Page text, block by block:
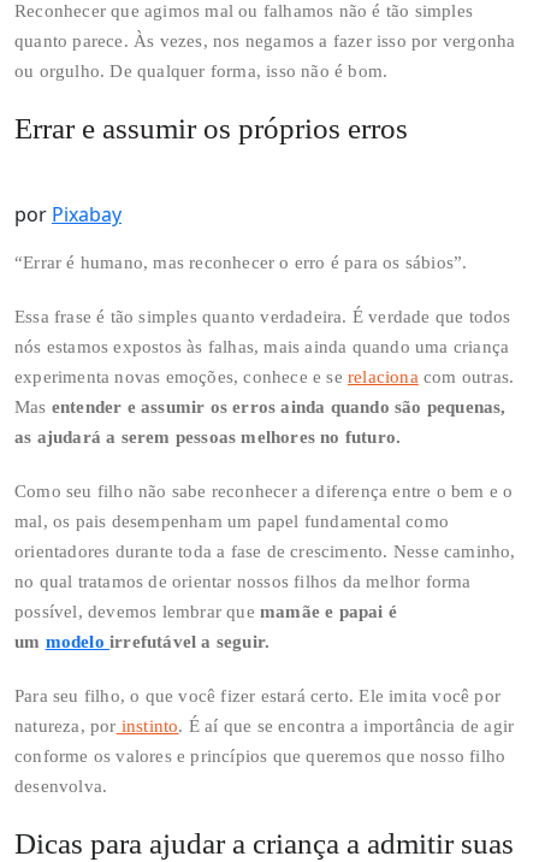
Reconhecer que agimos mal ou falhamos não é tão simples
quanto parece. Às vezes, nos negamos a fazer isso por vergonha
ou orgulho. De qualquer forma, isso não é bom.
Errar e assumir os próprios erros
por Pixabay
“Errar é humano, mas reconhecer o erro é para os sábios”.
Essa frase é tão simples quanto verdadeira. É verdade que todos
nós estamos expostos às falhas, mais ainda quando uma criança
experimenta novas emoções, conhece e se relacionacom outras.
Mas entender e assumir os erros ainda quando são pequenas,
as ajudará a serem pessoas melhores no futuro.
Como seu filho não sabe reconhecer a diferença entre o bem e o
mal, os pais desempenham um papel fundamental como
orientadores durante toda a fase de crescimento. Nesse caminho,
no qual tratamos de orientar nossos filhos da melhor forma
possível, devemos lembrar que mamãe e papai é
um modeloirrefutável a seguir.
Para seu filho, o que você fizer estará certo. Ele imita você por
natureza, por instinto. É aí que se encontra a importância de agir
conforme os valores e princípios que queremos que nosso filho
desenvolva.
Dicas para ajudar a criança a admitir suas